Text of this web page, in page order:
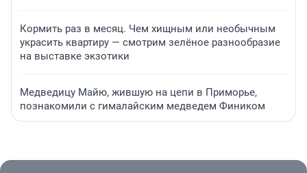
Кормить раз в месяц. Чем хищным или необычным
украсить квартиру — смотрим зелёное разнообразие
на выставке экзотики
Медведицу Майю, жившую на цепи в Приморье,
познакомили с гималайским медведем Фиником